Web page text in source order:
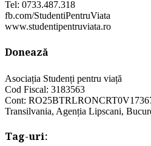
Tel: 0733.487.318
fb.com/StudentiPentruViata
www.studentipentruviata.ro
Donează
Asociația Studenți pentru viață
Cod Fiscal: 3183563
Cont:
Transilvania, Agenția Lipscani,
Tag-uri: